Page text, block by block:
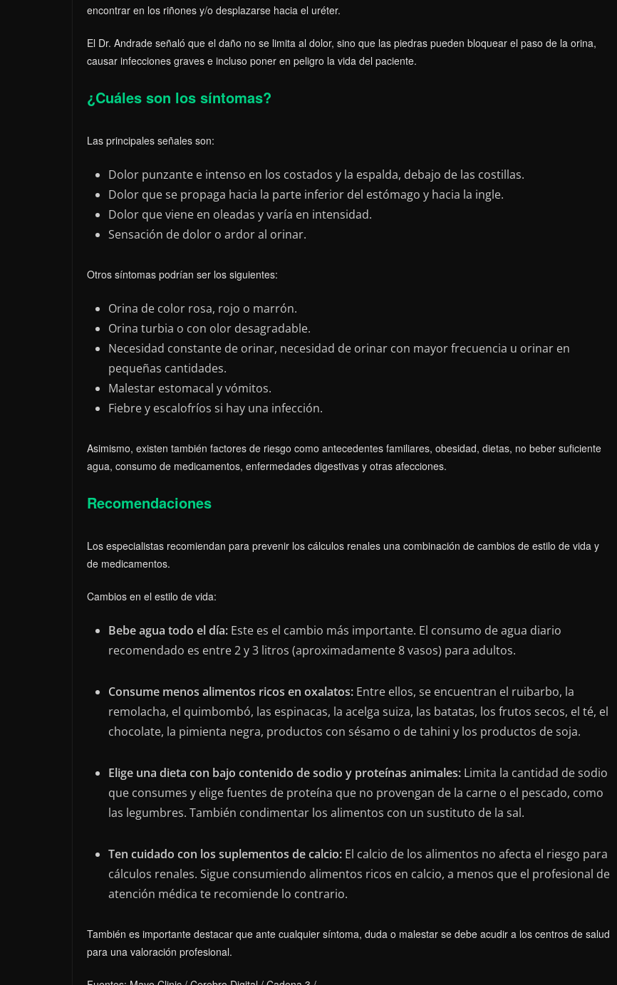
encontrar en los riñones y/o desplazarse hacia el uréter.
El Dr. Andrade señaló que el daño no se limita al dolor, sino que las piedras pueden bloquear el paso de la orina,
causar infecciones graves e incluso poner en peligro la vida del paciente.
¿Cuáles son los síntomas?
Las principales señales son:
Dolor punzante e intenso en los costados y la espalda, debajo de las costillas.
Dolor que se propaga hacia la parte inferior del estómago y hacia la ingle.
Dolor que viene en oleadas y varía en intensidad.
Sensación de dolor o ardor al orinar.
Otros síntomas podrían ser los siguientes:
Orina de color rosa, rojo o marrón.
Orina turbia o con olor desagradable.
Necesidad constante de orinar, necesidad de orinar con mayor frecuencia u orinar en
pequeñas cantidades.
Malestar estomacal y vómitos.
Fiebre y escalofríos si hay una infección.
Asimismo, existen también factores de riesgo como antecedentes familiares, obesidad, dietas, no beber suficiente
agua, consumo de medicamentos, enfermedades digestivas y otras afecciones.
Recomendaciones
Los especialistas recomiendan para prevenir los cálculos renales una combinación de cambios de estilo de vida y
de medicamentos.
Cambios en el estilo de vida:
Bebe agua todo el día: Este es el cambio más importante. El consumo de agua diario
recomendado es entre 2 y 3 litros (aproximadamente 8 vasos) para adultos.
Consume menos alimentos ricos en oxalatos: Entre ellos, se encuentran el ruibarbo, la
remolacha, el quimbombó, las espinacas, la acelga suiza, las batatas, los frutos secos, el té, el
chocolate, la pimienta negra, productos con sésamo o de tahini y los productos de soja.
Elige una dieta con bajo contenido de sodio y proteínas animales: Limita la cantidad de sodio
que consumes y elige fuentes de proteína que no provengan de la carne o el pescado, como
las legumbres. También condimentar los alimentos con un sustituto de la sal.
Ten cuidado con los suplementos de calcio: El calcio de los alimentos no afecta el riesgo para
cálculos renales. Sigue consumiendo alimentos ricos en calcio, a menos que el profesional de
atención médica te recomiende lo contrario.
También es importante destacar que ante cualquier síntoma, duda o malestar se debe acudir a los centros de salud
para una valoración profesional.